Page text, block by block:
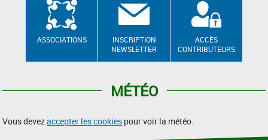
ASSOCIATIONS
INSCRIPTION
NEWSLETTER
ACCÈS
CONTRIBUTEURS
MÉTÉO
Vous devezaccepter les cookies pour voir la météo.